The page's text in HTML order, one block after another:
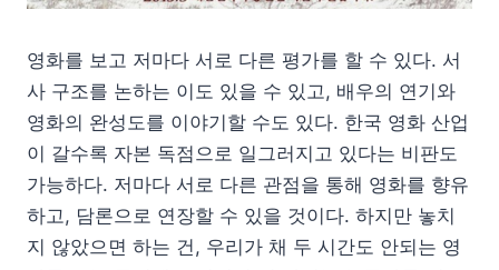
영화를 보고 저마다 서로 다른 평가를 할 수 있다. 서
사 구조를 논하는 이도 있을 수 있고, 배우의 연기와
영화의 완성도를 이야기할 수도 있다. 한국 영화 산업
이 갈수록 자본 독점으로 일그러지고 있다는 비판도
가능하다. 저마다 서로 다른 관점을 통해 영화를 향유
하고, 담론으로 연장할 수 있을 것이다. 하지만 놓치
지 않았으면 하는 건, 우리가 채 두 시간도 안되는 영